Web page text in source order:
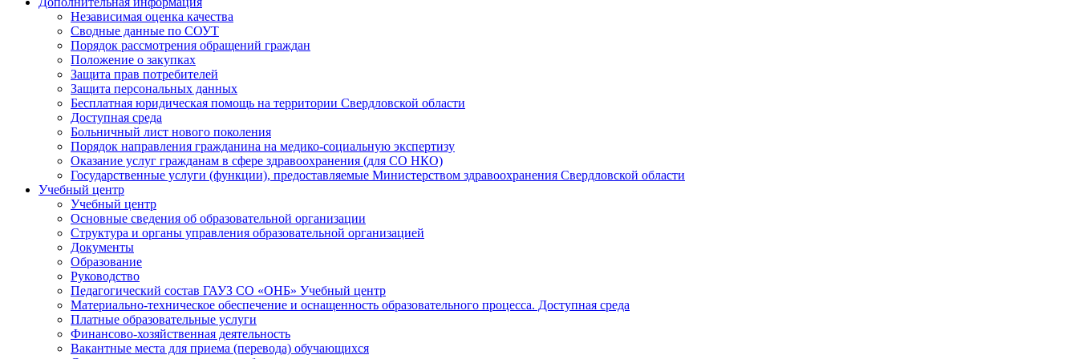
Независимая оценка качества
Сводные данные по СОУТ
Порядок рассмотрения обращений граждан
Положение о закупках
Защита прав потребителей
Защита персональных данных
Бесплатная юридическая помощь на территории Свердловской области
Доступная среда
Больничный лист нового поколения
Порядок направления гражданина на медико-социальную экспертизу
Оказание услуг гражданам в сфере здравоохранения (для СО НКО)
Государственные услуги (функции), предоставляемые Министерством здравоохранения Свердловской области
Учебный центр
Учебный центр
Основные сведения об образовательной организации
Структура и органы управления образовательной организацией
Документы
Образование
Руководство
Педагогический состав ГАУЗ СО «ОНБ» Учебный центр
Материально-техническое обеспечение и оснащенность образовательного процесса. Доступная среда
Платные образовательные услуги
Финансово-хозяйственная деятельность
Вакантные места для приема (перевода) обучающихся